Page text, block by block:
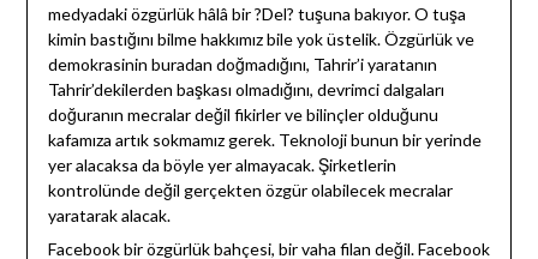
medyadaki özgürlük hâlâ bir ?Del? tuşuna bakıyor. O tuşa
kimin bastığını bilme hakkımız bile yok üstelik. Özgürlük ve
demokrasinin buradan doğmadığını, Tahrir’i yaratanın
Tahrir’dekilerden başkası olmadığını, devrimci dalgaları
doğuranın mecralar değil fikirler ve bilinçler olduğunu
kafamıza artık sokmamız gerek. Teknoloji bunun bir yerinde
yer alacaksa da böyle yer almayacak. Şirketlerin
kontrolünde değil gerçekten özgür olabilecek mecralar
yaratarak alacak.
Facebook bir özgürlük bahçesi, bir vaha filan değil. Facebook